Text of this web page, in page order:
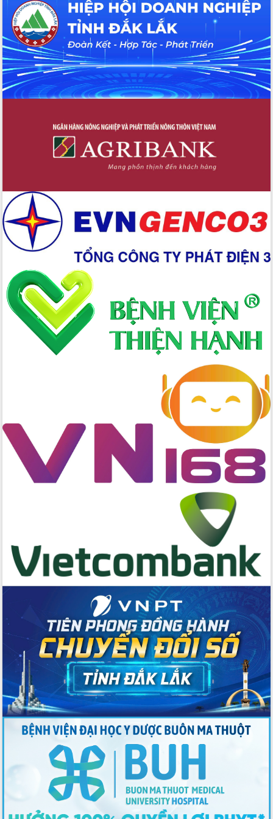
UBND tỉnh họp báo định kỳ tháng 4
năm 2026
Hội thảo khoa học “Giải pháp thúc đẩy
phát triển nền kinh tế xanh tại tỉnh
Đắk Lắk”
Tăng cường giám sát, đôn đốc thực
hiện nhiệm vụ quản lý tài sản công
công tác cải cách thủ tục hành chính
tại Trung tâm Phục vụ hành chính
Đắk Lắk: Tôn vinh 46 giải pháp tại Hội
Đắk Lắk rà soát, điều chỉnh Đề án 190
về phát triển nuôi trồng thủy sản
Phó Chủ tịch UBND tỉnh Đắk Lắk
Trương Công Thái kiểm tra thực địa
Dự án cao tốc Khánh Hòa - Buôn Ma
Định vị cà phê Việt Nam như một “di
sản sống” trong dòng chảy toàn cầu
Xây dựng nông thôn mới: Nâng cao đời
sống người dân từ những mô hình thiết
Quyết liệt tháo gỡ vướng mắc, đẩy
nhanh tiến độ các dự án trọng điểm
Đắk Lắk thời kỳ 2021-2030, tầm nhìn
đến năm 2050
Phát động chiến dịch 30 ngày đêm
giải phóng mặt bằng Tuyến đường bộ
ven biển
với Tập đoàn Bưu chính Viễn thông
Việt Nam
Đắk Lắk về phát triển nhân lực y tế
Du lịch Đắk Lắk nâng tầm trải nghiệm
du khách thông qua Hệ thống cơ sở dữ
liệu và Bản đồ số
Tập huấn ứng dụng trí tuệ nhân tạo (AI)
trong thương mại điện tử năm 2026
Đoàn đại biểu Quốc hội tỉnh Đắk Lắk
trao đổi thông tin trước Kỳ họp thứ
nhất, Quốc hội khóa XVI
Quyết liệt cải cách hành chính, khơi
thông nguồn lực phát triển
Nâng cao hiệu lực, hiệu quả HĐND
tỉnh thông qua hiện đại hóa hành chính
Xã Ea Phê gắn cải cách hành chính với
chuyển đổi số
Phó Chủ tịch Thường trực UBND tỉnh